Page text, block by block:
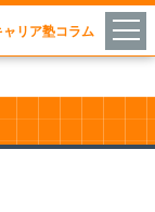
リア塾コラム